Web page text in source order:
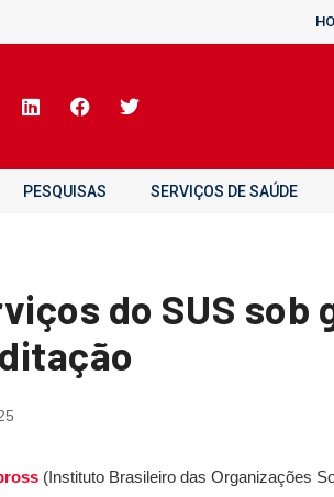
PESQUISAS SERVIÇOS DE SAÚDE
do SUS sob
(Instituto Brasileiro das Organizações